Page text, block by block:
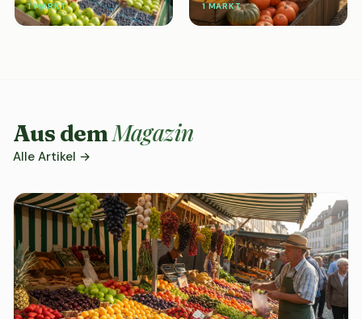
1 MARKT 1 MARKT
Aus demMagazin
Alle Artikel →